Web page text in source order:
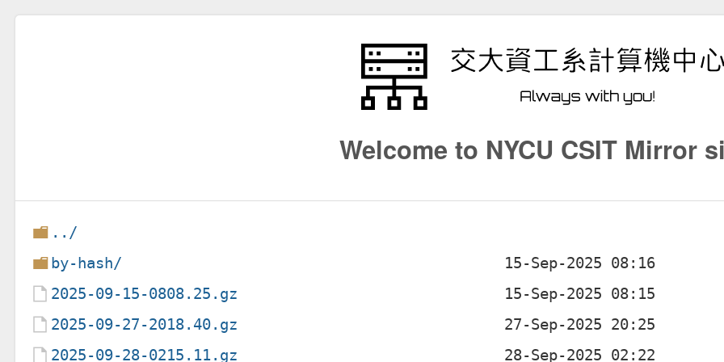
Welcome to NYCU CSIT Mirror
../
by-hash/
2025-09-15-0808.25.gz
2025-09-27-2018.40.gz
2025-09-28-0215.11.gz